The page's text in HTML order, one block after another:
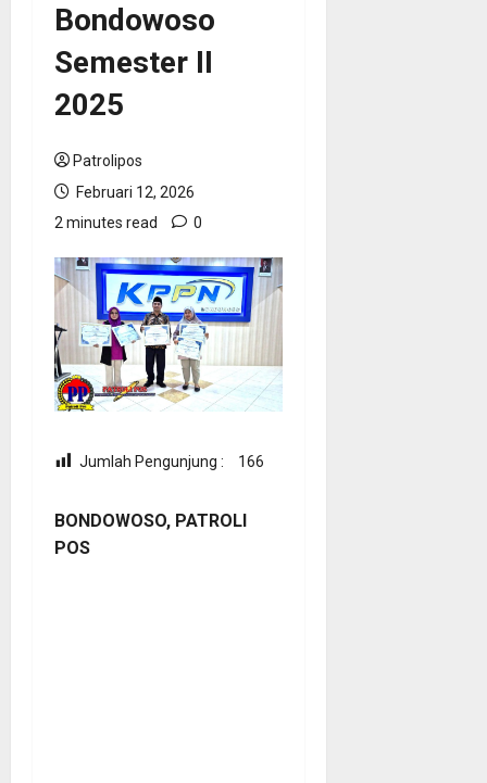
Bondowoso
Semester II
2025
Patrolipos
Februari 12, 2026
2 minutes read
0
Jumlah Pengunjung : 166
BONDOWOSO, PATROLI
POS